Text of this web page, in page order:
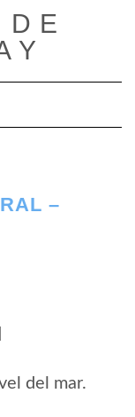
de navegación
–
del mar.